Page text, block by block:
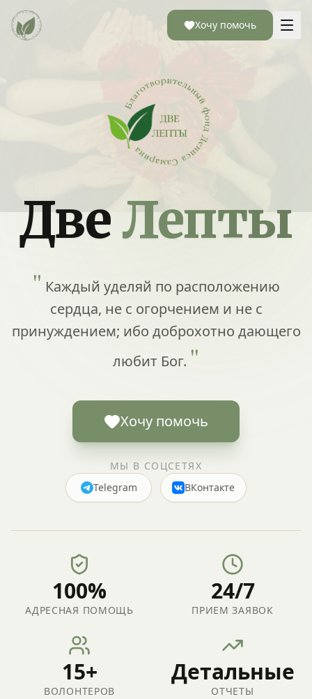
Хочу помочь
ДвеЛепты
" Каждый уделяй по расположению
сердца, не с огорчением и не с
принуждением; ибо доброхотно дающего
любит Бог. "
Хочу помочь
МЫ В СОЦСЕТЯХ
Telegram
ВКонтакте
100%
АДРЕСНАЯ ПОМОЩЬ
24/7
ПРИЕМ ЗАЯВОК
15+
ВОЛОНТЕРОВ
Детальные
ОТЧЕТЫ